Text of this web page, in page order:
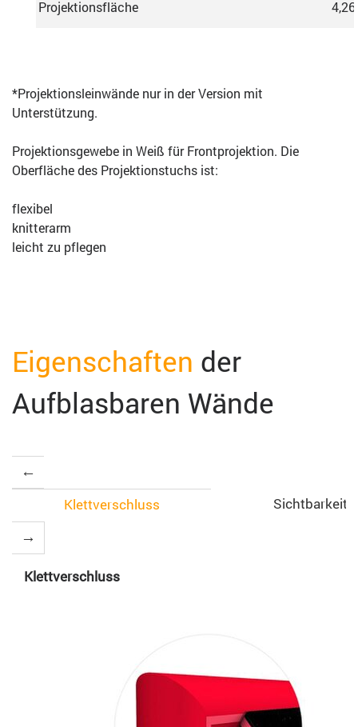
Projektionsfläche
*Projektionsleinwände nur in der Version mit
Unterstützung.
Projektionsgewebe in Weiß für Frontprojektion. Die
Oberfläche des Projektionstuchs ist:
flexibel
knitterarm
leicht zu pflegen
Eigenschaften der
Aufblasbaren Wände
Klettverschluss Sichtbarkeit
Klettverschluss